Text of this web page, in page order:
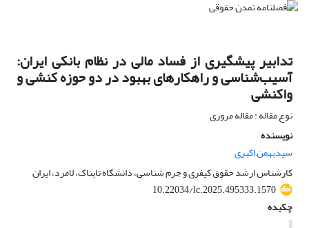
تدابیر پیشگیری از فساد مالی در نظام بانکی ایران:
آسیب‌شناسی و راهکارهای بهبود در دو حوزه کنشی و
واکنشی
نوع مقاله : مقاله مروری
نویسنده
سیدبهمن اکبری
کارشناس ارشد حقوق کیفری و جرم شناسی، دانشگاه تابناک، لامرد، ایران
10.22034/lc.2025.495333.1570
چکیده